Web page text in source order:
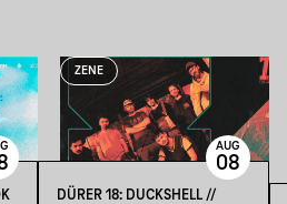
ZENE
DÜRER 18: DUCKSHELL //
AUG
08